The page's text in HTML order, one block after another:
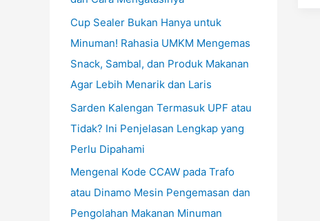
Cup Sealer Bukan Hanya untuk
Minuman! Rahasia UMKM Mengemas
Snack, Sambal, dan Produk Makanan
Agar Lebih Menarik dan Laris
Sarden Kalengan Termasuk UPF atau
Tidak? Ini Penjelasan Lengkap yang
Perlu Dipahami
Mengenal Kode CCAW pada Trafo
atau Dinamo Mesin Pengemasan dan
Pengolahan Makanan Minuman